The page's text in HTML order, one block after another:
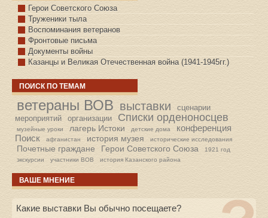
С.КАЗАНСКОЕ
Герои Советского Союза
Труженики тыла
Воспоминания ветеранов
Фронтовые письма
Документы войны
Казанцы и Великая Отечественная война (1941-1945гг.)
ПОИСК ПО ТЕМАМ
ветераны ВОВ выставки
сценарии
мероприятий
организации Списки орденоносцев
музейные уроки лагерь Истоки детские дома
конференция
Поиск
афганистан история музея исторические исследования
Почетные граждане Герои Советского Союза
1921 год
экскурсии
участники ВОВ история Казанского района
ВАШЕ МНЕНИЕ
Какие выставки Вы обычно посещаете?